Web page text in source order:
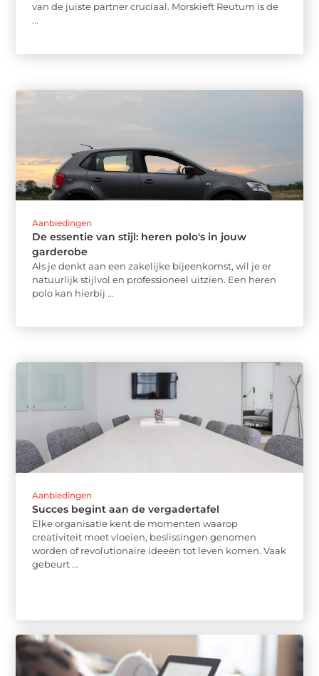
van de juiste partner cruciaal. Morskieft Reutum is de
...
Aanbiedingen
De essentie van stijl: heren polo's in jouw
garderobe
Als je denkt aan een zakelijke bijeenkomst, wil je er
natuurlijk stijlvol en professioneel uitzien. Een heren
polo kan hierbij ...
Aanbiedingen
Succes begint aan de vergadertafel
Elke organisatie kent de momenten waarop
creativiteit moet vloeien, beslissingen genomen
worden of revolutionaire ideeën tot leven komen. Vaak
gebeurt ...